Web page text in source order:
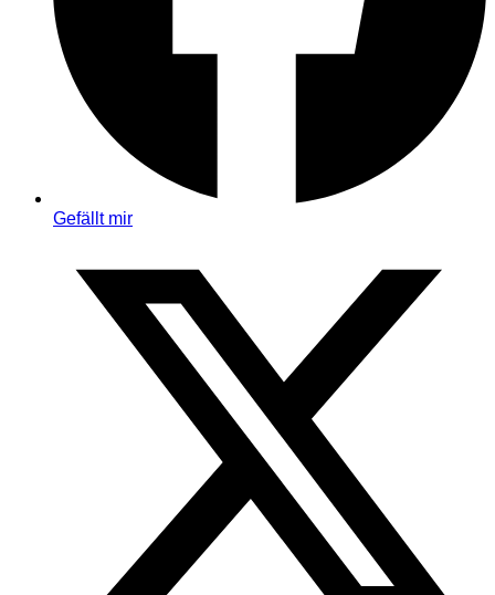
Gefällt mir